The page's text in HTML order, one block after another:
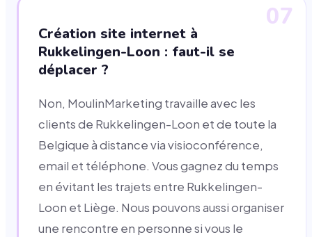
07
Création site internet à
Rukkelingen-Loon : faut-il se
déplacer ?
Non, MoulinMarketing travaille avec les
clients de Rukkelingen-Loon et de toute la
Belgique à distance via visioconférence,
email et téléphone. Vous gagnez du temps
en évitant les trajets entre Rukkelingen-
Loon et Liège. Nous pouvons aussi organiser
une rencontre en personne si vous le